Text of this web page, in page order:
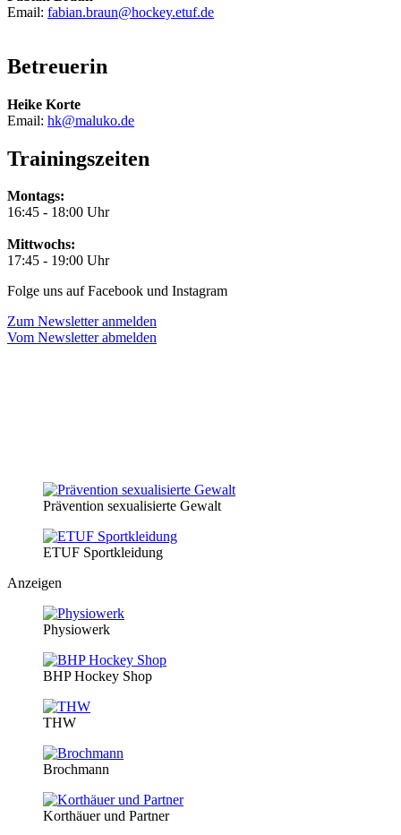
Email: fabian.braun@hockey.etuf.de
Betreuerin
Heike Korte
Email: hk@maluko.de
Trainingszeiten
Montags:
16:45 - 18:00 Uhr
Mittwochs:
17:45 - 19:00 Uhr
Folge uns auf Facebook und Instagram
Zum Newsletter anmelden
Vom Newsletter abmelden
Prävention sexualisierte Gewalt
ETUF Sportkleidung
Anzeigen
Physiowerk
BHP Hockey Shop
THW
Brochmann
Korthäuer und Partner